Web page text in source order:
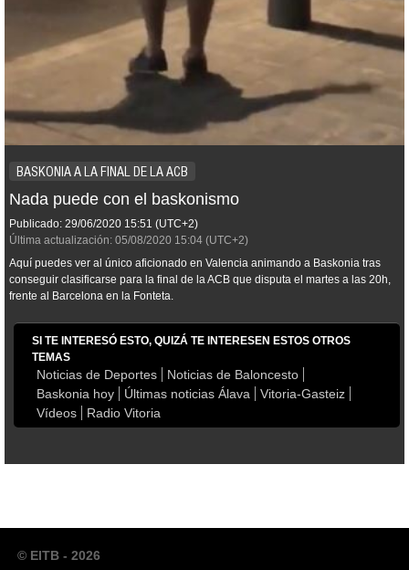
BASKONIA A LA FINAL DE LA ACB
Nada puede con el baskonismo
Publicado: 29/06/2020 15:51 (UTC+2)
Última actualización: 05/08/2020 15:04 (UTC+2)
Aquí puedes ver al único aficionado en Valencia animando a Baskonia tras
conseguir clasificarse para la final de la ACB que disputa el martes a las 20h,
frente al Barcelona en la Fonteta.
SI TE INTERESÓ ESTO, QUIZÁ TE INTERESEN ESTOS OTROS
TEMAS
Noticias de Deportes
Noticias de Baloncesto
Baskonia hoy
Últimas noticias Álava
Vitoria-Gasteiz
Vídeos
Radio Vitoria
© EITB - 2026